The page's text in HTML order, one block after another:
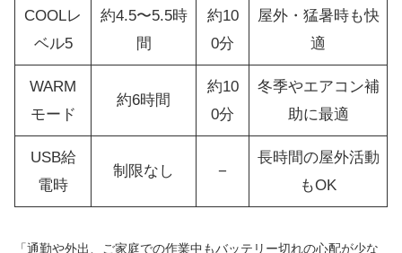
COOLレ
ベル5
約4.5〜5.5時
間
約10
0分
屋外・猛暑時も快
適
WARM
モード
約6時間
約10
0分
冬季やエアコン補
助に最適
USB給
電時
制限なし −
長時間の屋外活動
もOK
「通勤や外出、ご家庭での作業中もバッテリー切れの心配が少な